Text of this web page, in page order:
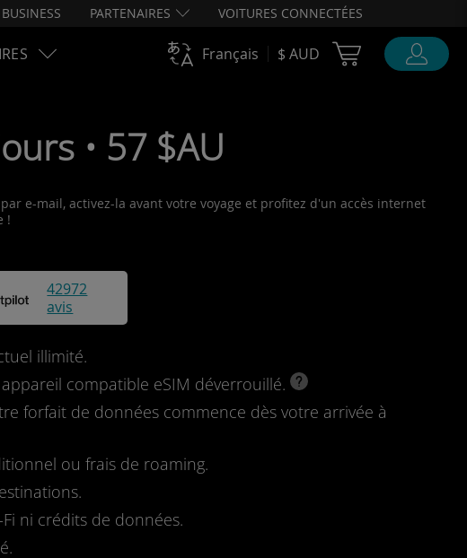
BUSINESS PARTENAIRES VOITURES CONNECTÉES
Français $ AUD Cart Ubigi
• 57 $AU
e-mail, activez-la avant votre voyage et profitez d'un accès internet
!
42972
avis
illimité.
compatible eSIM déverrouillé.
forfait de données commence dès votre arrivée à
ou frais de roaming.
ni crédits de données.